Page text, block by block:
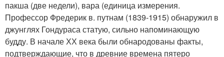
пакша (две недели), вара (единица измерения.
Профессор Фредерик в. путнам (1839-1915) обнаружил в
джунглях Гондураса статую, сильно напоминающую
будду. В начале ХХ века были обнародованы факты,
подтверждающие, что в древние времена пятеро